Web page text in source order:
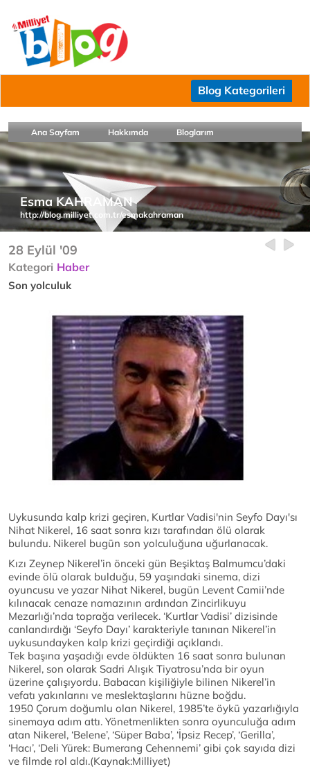
Blog Kategorileri
Ana Sayfam Hakkımda Bloglarım
Esma KAHRAMAN
http://blog.milliyet.com.tr/esmakahraman
28 Eylül '09
Kategori Haber
Son yolculuk
Uykusunda kalp krizi geçiren, Kurtlar Vadisi'nin Seyfo Dayı'sı
Nihat Nikerel, 16 saat sonra kızı tarafından ölü olarak
bulundu. Nikerel bugün son yolculuğuna uğurlanacak.
Kızı Zeynep Nikerel’in önceki gün Beşiktaş Balmumcu’daki
evinde ölü olarak bulduğu, 59 yaşındaki sinema, dizi
oyuncusu ve yazar Nihat Nikerel, bugün Levent Camii’nde
kılınacak cenaze namazının ardından Zincirlikuyu
Mezarlığı’nda toprağa verilecek. ‘Kurtlar Vadisi’ dizisinde
canlandırdığı ‘Seyfo Dayı’ karakteriyle tanınan Nikerel’in
uykusundayken kalp krizi geçirdiği açıklandı.
Tek başına yaşadığı evde öldükten 16 saat sonra bulunan
Nikerel, son olarak Sadri Alışık Tiyatrosu’nda bir oyun
üzerine çalışıyordu. Babacan kişiliğiyle bilinen Nikerel’in
vefatı yakınlarını ve meslektaşlarını hüzne boğdu.
1950 Çorum doğumlu olan Nikerel, 1985’te öykü yazarlığıyla
sinemaya adım attı. Yönetmenlikten sonra oyunculuğa adım
atan Nikerel, ‘Belene’, ‘Süper Baba’, ‘İpsiz Recep’, ‘Gerilla’,
‘Hacı’, ‘Deli Yürek: Bumerang Cehennemi’ gibi çok sayıda dizi
ve filmde rol aldı.(Kaynak:Milliyet)